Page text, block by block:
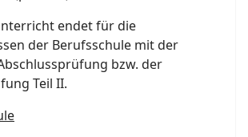
endet für die
der Berufsschule mit der
bzw. der
Teil II.